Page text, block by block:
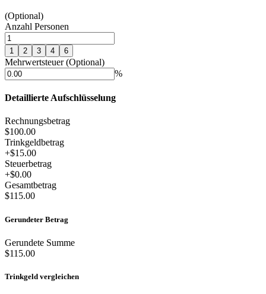
(Optional)
Anzahl Personen
1 2 3 4 6
Mehrwertsteuer (Optional)
%
Detaillierte Aufschlüsselung
Rechnungsbetrag
$100.00
Trinkgeldbetrag
+$15.00
Steuerbetrag
+$0.00
Gesamtbetrag
$115.00
Gerundeter Betrag
Gerundete Summe
$115.00
Trinkgeld vergleichen